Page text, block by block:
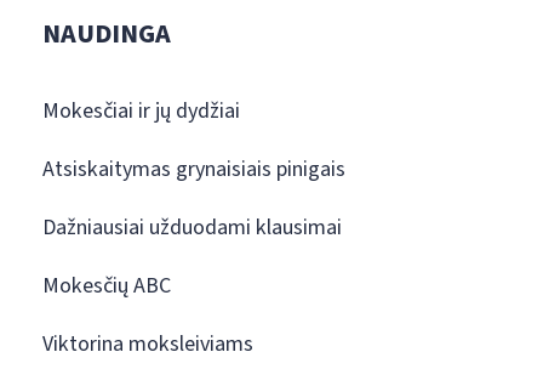
NAUDINGA
Mokesčiai ir jų dydžiai
Atsiskaitymas grynaisiais pinigais
Dažniausiai užduodami klausimai
Mokesčių ABC
Viktorina moksleiviams